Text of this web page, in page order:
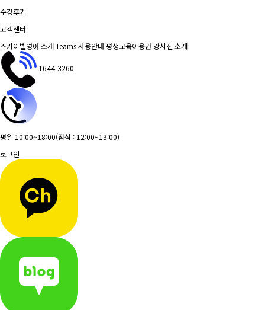
수강후기
고객센터
스카이벨영어 소개Teams 사용안내 평생교육이용권 강사진 소개
1644-3260
평일 10:00~18:00(점심 : 12:00~13:00)
로그인